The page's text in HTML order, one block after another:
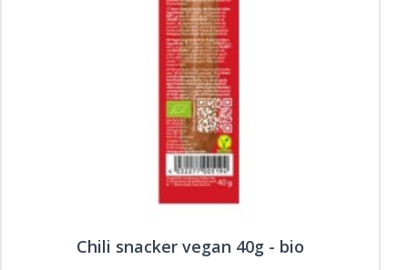
Chili snacker vegan 40g - bio